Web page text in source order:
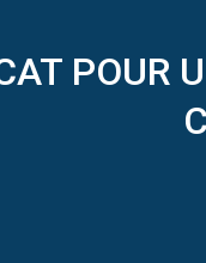
POUR